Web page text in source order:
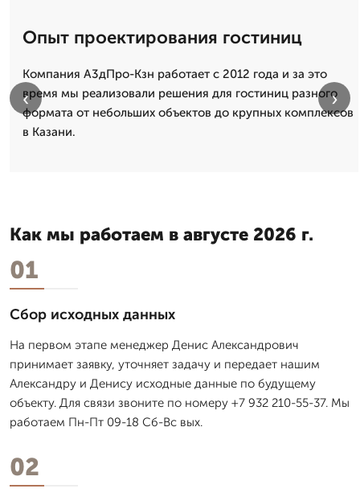
Опыт проектирования гостиниц
Компания А3дПро-Кзн работает с 2012 года и за это
время мы реализовали решения для гостиниц разного
формата от небольших объектов до крупных комплексов
в Казани.
‹ ›
Как мы работаем в августе 2026 г.
01
Сбор исходных данных
На первом этапе менеджер Денис Александрович
принимает заявку, уточняет задачу и передает нашим
Александру и Денису исходные данные по будущему
объекту. Для связи звоните по номеру +7 932 210-55-37. Мы
работаем Пн-Пт 09-18 Сб-Вс вых.
02